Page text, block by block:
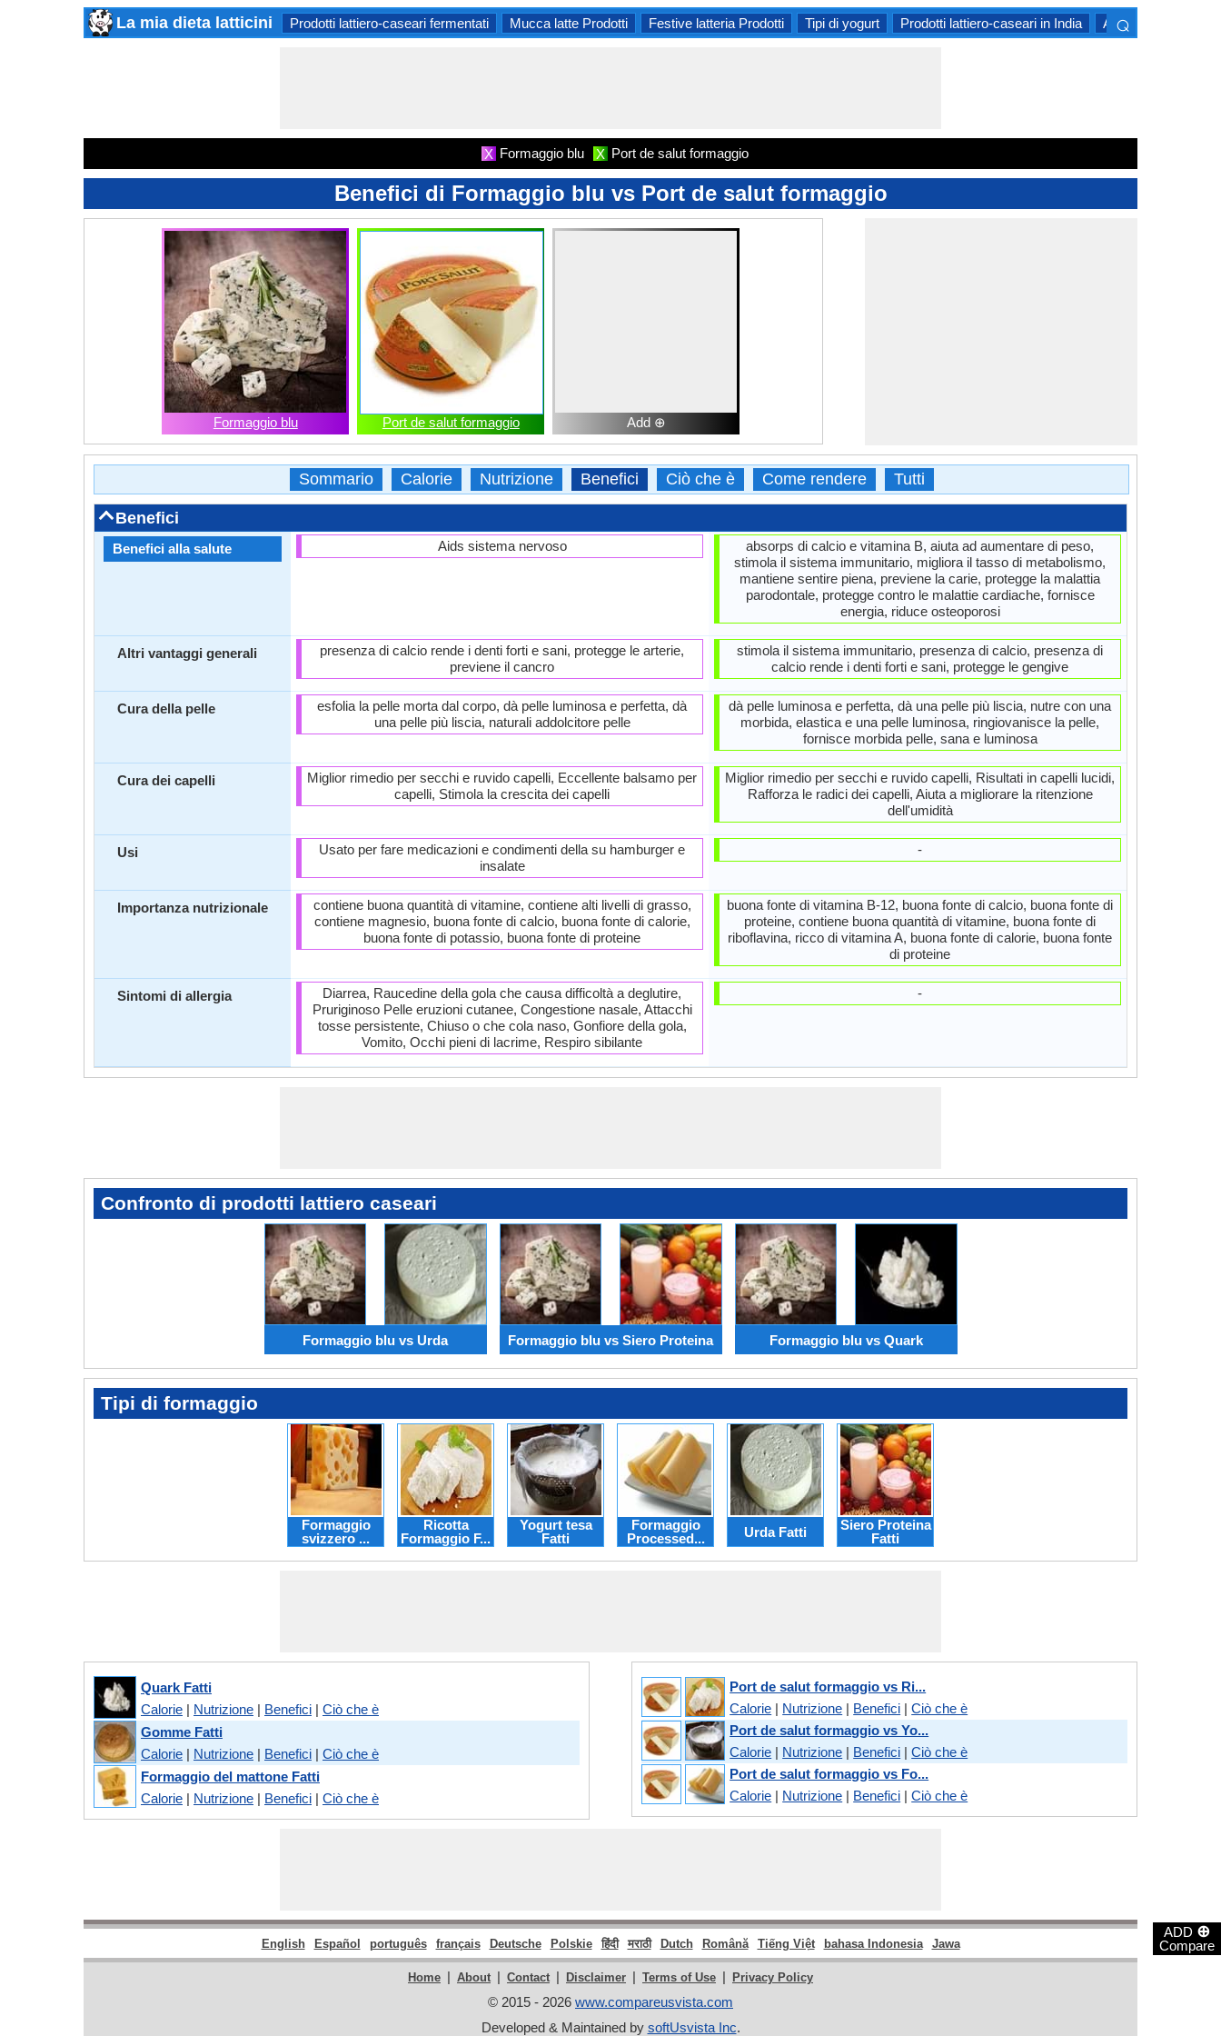
ADD ⊕
Compare
La mia dieta latticini Prodotti lattiero-caseari fermentati Mucca latte Prodotti Festive latteria Prodotti Tipi di yogurt Prodotti lattiero-caseari in India Alimenti conservati
⌕
X Formaggio blu X Port de salut formaggio
Benefici di Formaggio blu vs Port de salut formaggio
Formaggio blu Port de salut formaggio Add ⊕
Sommario Calorie Nutrizione Benefici Ciò che è Come rendere Tutti
Benefici
Benefici alla salute
Altri vantaggi generali
Cura della pelle
Cura dei capelli
Usi
Importanza nutrizionale
Sintomi di allergia
Aids sistema nervoso
presenza di calcio rende i denti forti e sani, protegge le arterie,
previene il cancro
esfolia la pelle morta dal corpo, dà pelle luminosa e perfetta, dà
una pelle più liscia, naturali addolcitore pelle
Miglior rimedio per secchi e ruvido capelli, Eccellente balsamo per
capelli, Stimola la crescita dei capelli
Usato per fare medicazioni e condimenti della su hamburger e
insalate
contiene buona quantità di vitamine, contiene alti livelli di grasso,
contiene magnesio, buona fonte di calcio, buona fonte di calorie,
buona fonte di potassio, buona fonte di proteine
Diarrea, Raucedine della gola che causa difficoltà a deglutire,
Pruriginoso Pelle eruzioni cutanee, Congestione nasale, Attacchi
tosse persistente, Chiuso o che cola naso, Gonfiore della gola,
Vomito, Occhi pieni di lacrime, Respiro sibilante
absorps di calcio e vitamina B, aiuta ad aumentare di peso,
stimola il sistema immunitario, migliora il tasso di metabolismo,
mantiene sentire piena, previene la carie, protegge la malattia
parodontale, protegge contro le malattie cardiache, fornisce
energia, riduce osteoporosi
stimola il sistema immunitario, presenza di calcio, presenza di
calcio rende i denti forti e sani, protegge le gengive
dà pelle luminosa e perfetta, dà una pelle più liscia, nutre con una
morbida, elastica e una pelle luminosa, ringiovanisce la pelle,
fornisce morbida pelle, sana e luminosa
Miglior rimedio per secchi e ruvido capelli, Risultati in capelli lucidi,
Rafforza le radici dei capelli, Aiuta a migliorare la ritenzione
dell'umidità
-
buona fonte di vitamina B-12, buona fonte di calcio, buona fonte di
proteine, contiene buona quantità di vitamine, buona fonte di
riboflavina, ricco di vitamina A, buona fonte di calorie, buona fonte
di proteine
-
Confronto di prodotti lattiero caseari
Formaggio blu vs Urda Formaggio blu vs Siero Proteina Formaggio blu vs Quark
Tipi di formaggio
Formaggio
svizzero ...
Ricotta
Formaggio F...
Yogurt tesa
Fatti
Formaggio
Processed...
Urda Fatti
Siero Proteina
Fatti
Quark Fatti
Calorie | Nutrizione | Benefici | Ciò che è
Gomme Fatti
Calorie | Nutrizione | Benefici | Ciò che è
Formaggio del mattone Fatti
Calorie | Nutrizione | Benefici | Ciò che è
Port de salut formaggio vs Ri...
Calorie | Nutrizione | Benefici |Ciò che è
Port de salut formaggio vs Yo...
Calorie | Nutrizione | Benefici |Ciò che è
Port de salut formaggio vs Fo...
Calorie | Nutrizione | Benefici |Ciò che è
English Español português français Deutsche Polskie हिंदी मराठी Dutch Română Tiếng Việt bahasa Indonesia Jawa
Home | About | Contact | Disclaimer | Terms of Use | Privacy Policy
© 2015 - 2026 www.compareusvista.com
Developed & Maintained by softUsvista Inc.